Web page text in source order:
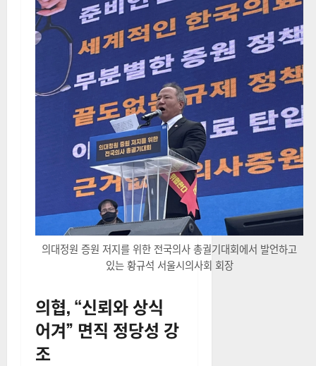
의대정원 증원 저지를 위한 전국의사 총궐기대회에서 발언하고
있는 황규석 서울시의사회 회장
의협, “신뢰와 상식
어겨” 면직 정당성 강
조